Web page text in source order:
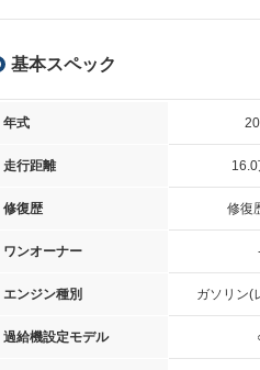
基本スペック
年式
走行距離
修復歴 修復
ワンオーナー
エンジン種別 ガソリン(
過給機設定モデル